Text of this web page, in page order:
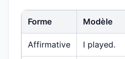
Forme Modèle
Affirmative I played.